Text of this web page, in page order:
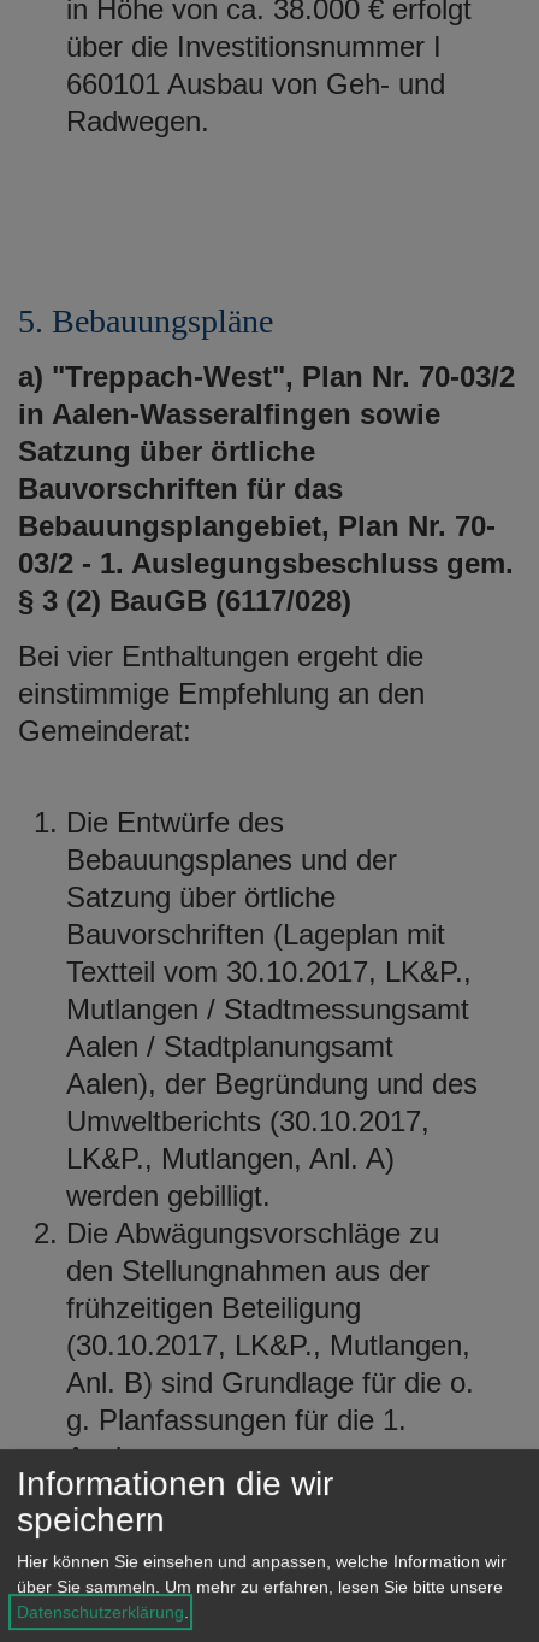
in Höhe von ca. 38.000 € erfolgt
über die Investitionsnummer I
660101 Ausbau von Geh- und
Radwegen.
5. Bebauungspläne
a) "Treppach-West", Plan Nr. 70-03/2
in Aalen-Wasseralfingen sowie
Satzung über örtliche
Bauvorschriften für das
Bebauungsplangebiet, Plan Nr. 70-
03/2 - 1. Auslegungsbeschluss gem.
§ 3 (2) BauGB (6117/028)
Bei vier Enthaltungen ergeht die
einstimmige Empfehlung an den
Gemeinderat:
Die Entwürfe des
Bebauungsplanes und der
Satzung über örtliche
Bauvorschriften (Lageplan mit
Textteil vom 30.10.2017, LK&P.,
Mutlangen / Stadtmessungsamt
Aalen / Stadtplanungsamt
Aalen), der Begründung und des
Umweltberichts (30.10.2017,
LK&P., Mutlangen, Anl. A)
werden gebilligt.
Die Abwägungsvorschläge zu
den Stellungnahmen aus der
frühzeitigen Beteiligung
(30.10.2017, LK&P., Mutlangen,
Anl. B) sind Grundlage für die o.
g. Planfassungen für die 1.
Auslegung.
Folgende Bebauungspläne
werden aufgehoben, soweit
diese vom Geltungsbereich des
B-Planes/der Satzung über
Informationen die wir
speichern
Hier können Sie einsehen und anpassen, welche Information wir
über Sie sammeln. Um mehr zu erfahren, lesen Sie bitte unsere
Datenschutzerklärung.